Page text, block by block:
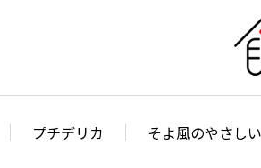
プチデリカ そよ風のやさし